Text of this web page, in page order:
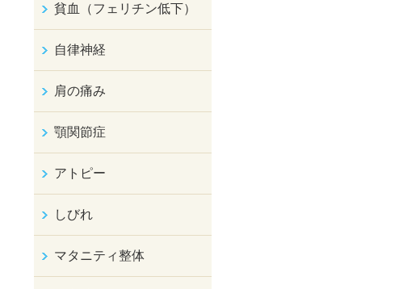
貧血（フェリチン低下）
自律神経
肩の痛み
顎関節症
アトピー
しびれ
マタニティ整体